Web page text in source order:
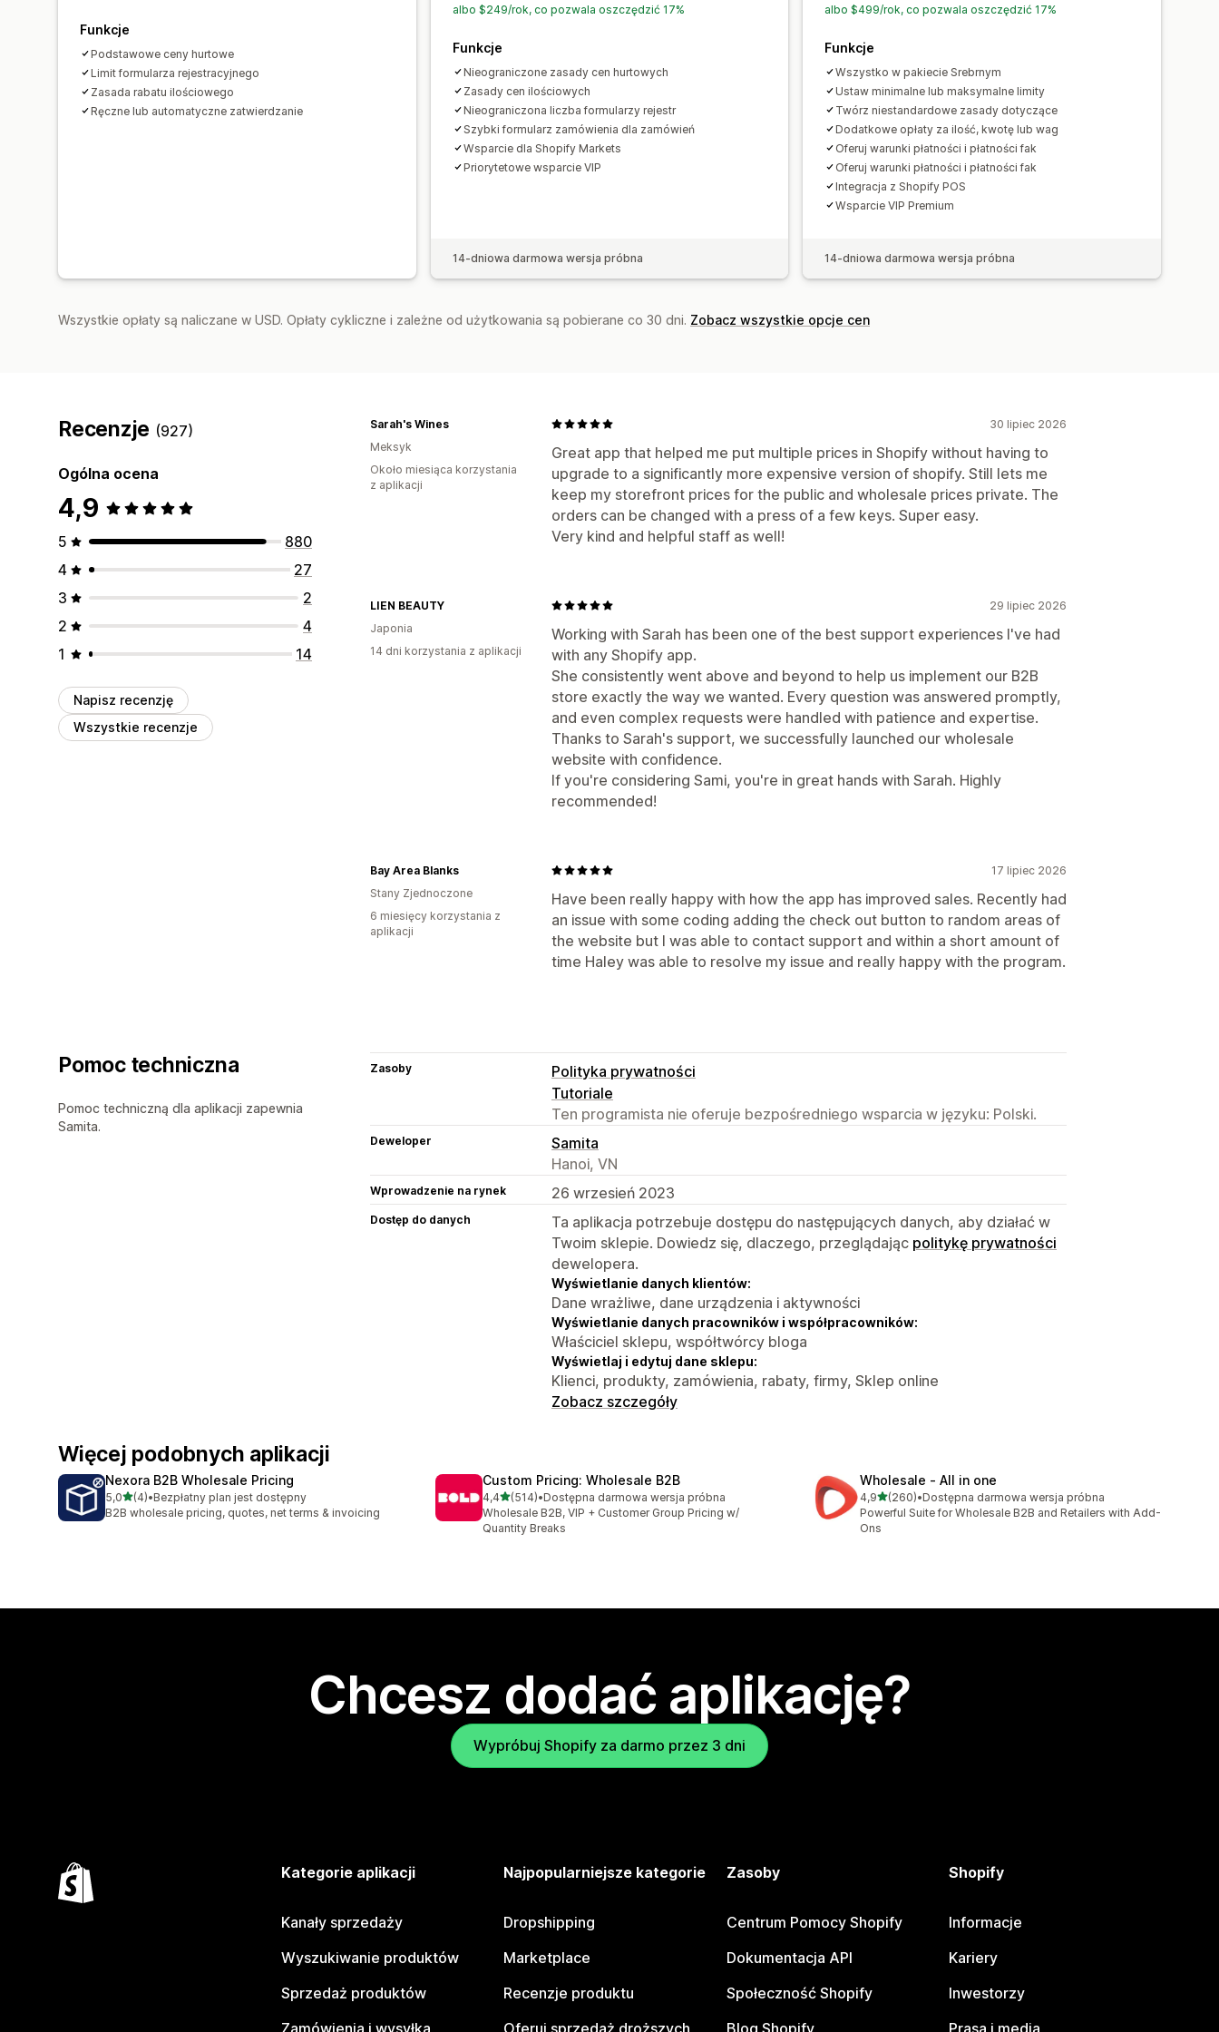
Funkcje
Podstawowe ceny hurtowe
Limit formularza rejestracyjnego
Zasada rabatu ilościowego
Ręczne lub automatyczne zatwierdzanie
albo $249/rok, co pozwala oszczędzić 17%
Funkcje
Nieograniczone zasady cen hurtowych
Zasady cen ilościowych
Nieograniczona liczba formularzy rejestr
Szybki formularz zamówienia dla zamówień
Wsparcie dla Shopify Markets
Priorytetowe wsparcie VIP
14-dniowa darmowa wersja próbna
albo $499/rok, co pozwala oszczędzić 17%
Funkcje
Wszystko w pakiecie Srebrnym
Ustaw minimalne lub maksymalne limity
Twórz niestandardowe zasady dotyczące
Dodatkowe opłaty za ilość, kwotę lub wag
Oferuj warunki płatności i płatności fak
Oferuj warunki płatności i płatności fak
Integracja z Shopify POS
Wsparcie VIP Premium
14-dniowa darmowa wersja próbna
Wszystkie opłaty są naliczane w USD. Opłaty cykliczne i zależne od użytkowania są pobierane co 30 dni. Zobacz wszystkie opcje cen
Recenzje (927)
Ogólna ocena
4,9
5
880
4
27
3
2
2
4
1
14
Napisz recenzję
Wszystkie recenzje
30 lipiec 2026
Great app that helped me put multiple prices in Shopify without having to
upgrade to a significantly more expensive version of shopify. Still lets me
keep my storefront prices for the public and wholesale prices private. The
orders can be changed with a press of a few keys. Super easy.
Very kind and helpful staff as well!
Sarah's Wines
Meksyk
Około miesiąca korzystania
z aplikacji
29 lipiec 2026
Working with Sarah has been one of the best support experiences I've had
with any Shopify app.
She consistently went above and beyond to help us implement our B2B
store exactly the way we wanted. Every question was answered promptly,
and even complex requests were handled with patience and expertise.
Thanks to Sarah's support, we successfully launched our wholesale
website with confidence.
If you're considering Sami, you're in great hands with Sarah. Highly
recommended!
LIEN BEAUTY
Japonia
14 dni korzystania z aplikacji
17 lipiec 2026
Have been really happy with how the app has improved sales. Recently had
an issue with some coding adding the check out button to random areas of
the website but I was able to contact support and within a short amount of
time Haley was able to resolve my issue and really happy with the program.
Bay Area Blanks
Stany Zjednoczone
6 miesięcy korzystania z
aplikacji
Pomoc techniczna
Pomoc techniczną dla aplikacji zapewnia
Samita.
Zasoby
Polityka prywatności
Tutoriale
Ten programista nie oferuje bezpośredniego wsparcia w języku: Polski.
Deweloper
Samita
Hanoi, VN
Wprowadzenie na rynek 26 wrzesień 2023
Dostęp do danych
Ta aplikacja potrzebuje dostępu do następujących danych, aby działać w
Twoim sklepie. Dowiedz się, dlaczego, przeglądając politykę prywatności
dewelopera.
Wyświetlanie danych klientów:
Dane wrażliwe, dane urządzenia i aktywności
Wyświetlanie danych pracowników i współpracowników:
Właściciel sklepu, współtwórcy bloga
Wyświetlaj i edytuj dane sklepu:
Klienci, produkty, zamówienia, rabaty, firmy, Sklep online
Zobacz szczegóły
Więcej podobnych aplikacji
Nexora B2B Wholesale Pricing
5,0na 5 gwiazdek
(4)
Łączna liczba recenzji: 4
•Bezpłatny plan jest dostępny
B2B wholesale pricing, quotes, net terms & invoicing
Custom Pricing: Wholesale B2B
4,4na 5 gwiazdek
(514)
Łączna liczba recenzji: 514
•Dostępna darmowa wersja próbna
Wholesale B2B, VIP + Customer Group Pricing w/
Quantity Breaks
Wholesale ‑ All in one
4,9na 5 gwiazdek
(260)
Łączna liczba recenzji: 260
•Dostępna darmowa wersja próbna
Powerful Suite for Wholesale B2B and Retailers with Add-
Ons
Chcesz dodać aplikację?
Wypróbuj Shopify za darmo przez 3 dni
Kategorie aplikacji
Kanały sprzedaży
Wyszukiwanie produktów
Sprzedaż produktów
Najpopularniejsze kategorie
Dropshipping
Marketplace
Recenzje produktu
Zasoby
Centrum Pomocy Shopify
Dokumentacja API
Społeczność Shopify
Shopify
Informacje
Kariery
Inwestorzy